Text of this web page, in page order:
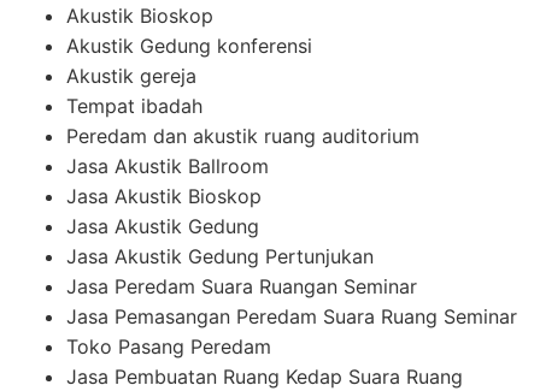
Akustik Bioskop
Akustik Gedung konferensi
Akustik gereja
Tempat ibadah
Peredam dan akustik ruang auditorium
Jasa Akustik Ballroom
Jasa Akustik Bioskop
Jasa Akustik Gedung
Jasa Akustik Gedung Pertunjukan
Jasa Peredam Suara Ruangan Seminar
Jasa Pemasangan Peredam Suara Ruang Seminar
Toko Pasang Peredam
Jasa Pembuatan Ruang Kedap Suara Ruang